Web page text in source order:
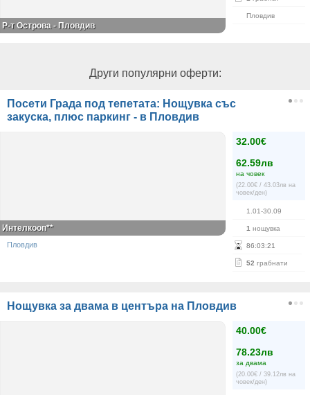
Пловдив
Р-т Острова - Пловдив
Други популярни оферти:
Посети Града под тепетата: Нощувка със
закуска, плюс паркинг - в Пловдив
32.00€
62.59лв
на човек
(22.00€ / 43.03лв на
човек/ден)
1.01-30.09
1 нощувка
86:03:21
52 грабнати
Интелкооп**
Пловдив
Нощувка за двама в центъра на Пловдив
40.00€
78.23лв
за двама
(20.00€ / 39.12лв на
човек/ден)